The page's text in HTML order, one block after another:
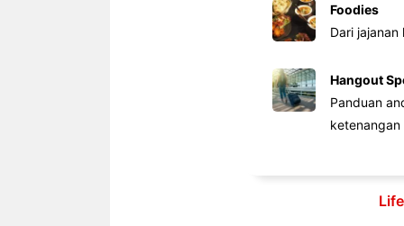
Foodies
Dari
Hangout
Panduan
ketenangan